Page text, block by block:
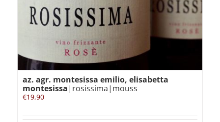
az. agr. montesissa emilio, elisabetta
montesissa|rosissima|mouss
€19,90